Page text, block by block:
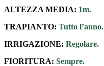
ALTEZZA MEDIA: 1m.
TRAPIANTO: Tutto l’anno.
IRRIGAZIONE: Regolare.
FIORITURA: Sempre.